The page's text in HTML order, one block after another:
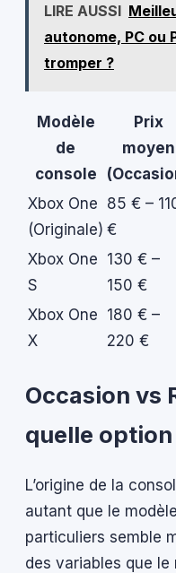
LIRE AUSSI
autonome, PC ou
tromper ?
Modèle
de
console
Prix
moyen
Xbox One
(Originale)
85 € –
€
Xbox One
S
130 € –
150 €
Xbox One
X
180 € –
220 €
Occasion vs
quelle
L’origine de la
autant que le
particuliers semble
des variables que